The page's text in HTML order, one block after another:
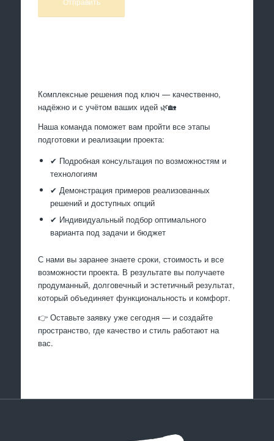
Комплексные решения под ключ — качественно,
надёжно и с учётом ваших идей 🌿🏡
Наша команда поможет вам пройти все этапы
подготовки и реализации проекта:
✔ Подробная консультация по возможностям и
технологиям
✔ Демонстрация примеров реализованных
решений и доступных опций
✔ Индивидуальный подбор оптимального
варианта под задачи и бюджет
С нами вы заранее знаете сроки, стоимость и все
возможности проекта. В результате вы получаете
продуманный, долговечный и эстетичный результат,
который объединяет функциональность и комфорт.
👉 Оставьте заявку уже сегодня — и создайте
пространство, где качество и стиль работают на
вас.